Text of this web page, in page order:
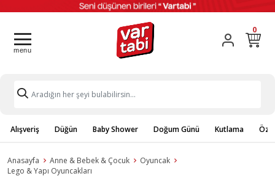
0
Alışveriş Düğün Baby Shower Doğum Günü Kutlama
Anasayfa Anne & Bebek & Çocuk
Oyuncak
Lego & Yapı Oyuncakları